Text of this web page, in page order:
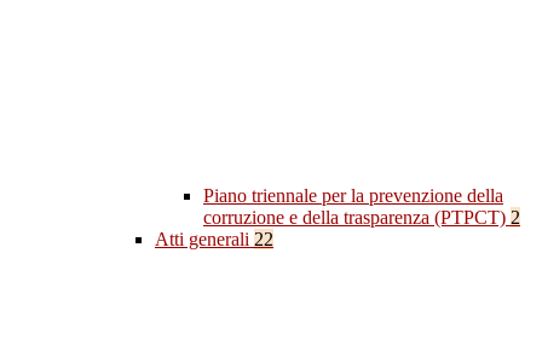
Piano triennale per la prevenzione della
corruzione e della trasparenza (PTPCT) 2
Atti generali 22